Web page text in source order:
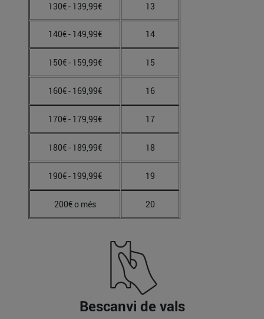
130€ - 139,99€ 13
140€ - 149,99€ 14
150€ - 159,99€ 15
160€ - 169,99€ 16
170€ - 179,99€ 17
180€ - 189,99€ 18
190€ - 199,99€ 19
200€ o més 20
Bescanvi de vals